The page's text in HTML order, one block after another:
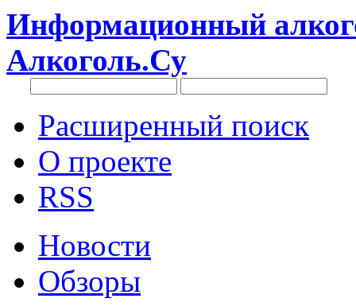
Информационный
Алкоголь.Су
Расширенный поиск
О проекте
RSS
Новости
Обзоры